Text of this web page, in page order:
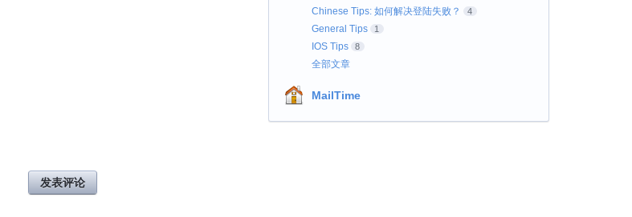
发表评论
Chinese Tips: 如何解决登陆失败？ 4
General Tips 1
IOS Tips 8
全部文章
MailTime